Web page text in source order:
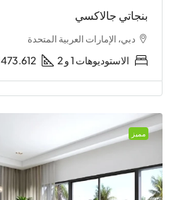
بنجاتي جالاكسي
دبي، الإمارات العربية المتحدة
الاستوديوهات 1 و 2 473.612 إلى 2,734.03
مميز